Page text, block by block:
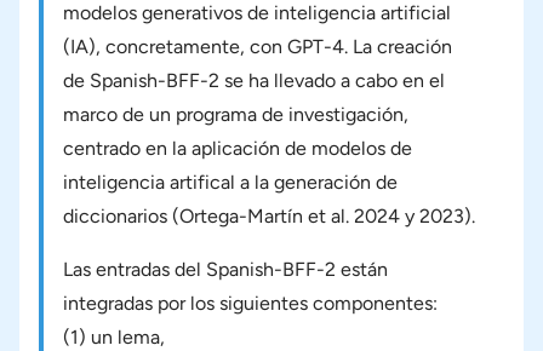
modelos generativos de inteligencia artificial
(IA), concretamente, con GPT-4. La creación
de Spanish-BFF-2 se ha llevado a cabo en el
marco de un programa de investigación,
centrado en la aplicación de modelos de
inteligencia artifical a la generación de
diccionarios (Ortega-Martín et al. 2024 y 2023).
Las entradas del Spanish-BFF-2 están
integradas por los siguientes componentes:
(1) un lema,